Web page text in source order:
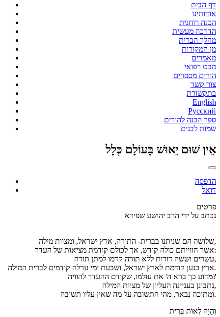
דף הבית
אודותינו
הכנה רוחנית
הדרכה מעשית
מהלך הברית
מן המקורות
מאמרים
מבט רפואי
הורים מספרים
צור קשר
בתקשורת
English
Русский
ספר הכנה להורים
שמות לבנים
אֵין שׁוּם יֵאוּשׁ בָּעוֹלָם כְּלָל
הדפסה
דואל
פרטים
נכתב על ידי הרב יהושע שפירא
שלושה הם שניתנו בברית- התורה, ארץ ישראל, ומצוות מילה,
אשר הווייתם כולה קודש, אך לכולם קודמת מציאות של העדר:
עשרים וששה דורות ללא תורה קדמו למתן תורה,
ארץ כנען קודמת לארץ ישראל, ושבעת ימי ערלה קודמים לברית המילה.
מדוע כך ברא ה' את עולמו, שקודם ההעדר להוויה?
נתבונן בעניינה העליון של מצוות המילה,
ומתוכה נבאר, מהי התשובה על מה שאין עליו תשובה.
וְהָיָה לְאוֹת בְּרִית